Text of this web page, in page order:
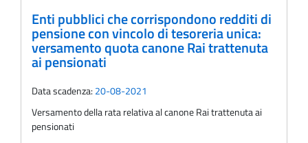
Enti pubblici che corrispondono redditi di
pensione con vincolo di tesoreria unica:
versamento quota canone Rai trattenuta
ai pensionati
Data scadenza: 20-08-2021
Versamento della rata relativa al canone Rai trattenuta ai
pensionati